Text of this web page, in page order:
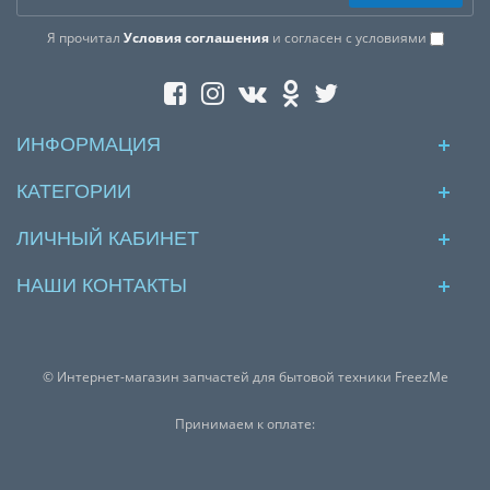
Я прочитал Условия соглашенияи согласен с условиями
ИНФОРМАЦИЯ
КАТЕГОРИИ
ЛИЧНЫЙ КАБИНЕТ
НАШИ КОНТАКТЫ
© Интернет-магазин запчастей для бытовой техники FreezMe
Принимаем к оплате: